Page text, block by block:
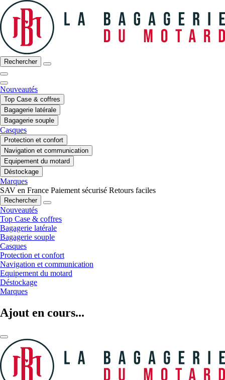
Rechercher
Nouveautés
Top Case & coffres
Bagagerie latérale
Bagagerie souple
Casques
Protection et confort
Navigation et communication
Equipement du motard
Déstockage
Marques
SAV en France Paiement sécurisé Retours faciles
Rechercher
Nouveautés
Top Case & coffres
Bagagerie latérale
Bagagerie souple
Casques
Protection et confort
Navigation et communication
Equipement du motard
Déstockage
Marques
Ajout en cours...